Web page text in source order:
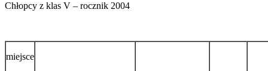
Chłopcy z klas V – rocznik 2004
miejsce